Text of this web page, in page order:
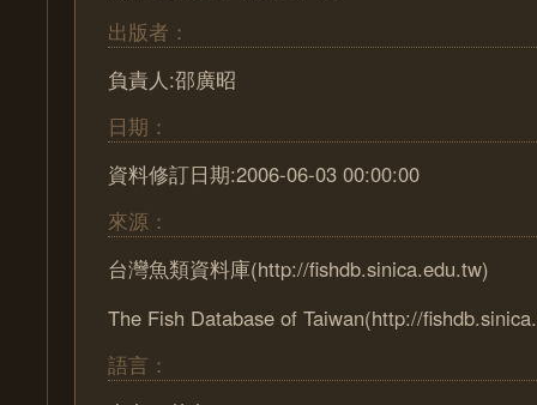
出版者：
負責人:邵廣昭
日期：
資料修訂日期:2006-06-03 00:00:00
來源：
台灣魚類資料庫(http://fishdb.sinica.edu.tw)
The Fish Database of Taiwan(http://
語言：